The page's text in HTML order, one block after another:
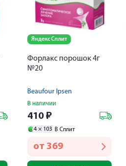
Яндекс Сплит
Форлакс порошок 4г
№20
Beaufour Ipsen
В наличии
410 ₽
4 × 103 В Сплит
от 369